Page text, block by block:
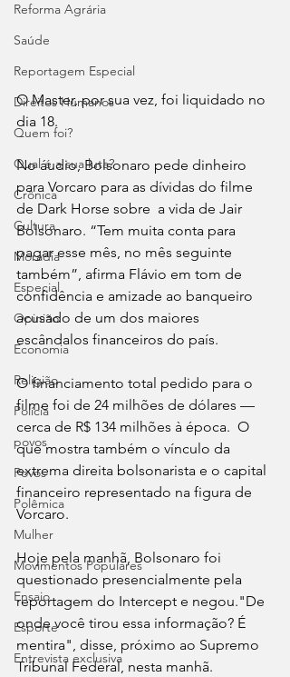
Reforma Agrária
Saúde
Reportagem Especial
Direitos Humanos
Quem foi?
Qual é a sua luta?
Crônica
Cultura
Moradia
Especial
Opinião
Economia
Religião
Polícia
povos
Povos
Polêmica
Mulher
Movimentos Populares
Ensaio
Esporte
Entrevista exclusiva
O Master, por sua vez, foi liquidado no
dia 18.
No áudio, Bolsonaro pede dinheiro
para Vorcaro para as dívidas do filme
de Dark Horse sobre  a vida de Jair
Bolsonaro. “Tem muita conta para
pagar esse mês, no mês seguinte
também”, afirma Flávio em tom de
confidência e amizade ao banqueiro
acusado de um dos maiores
escândalos financeiros do país.
O financiamento total pedido para o
filme foi de 24 milhões de dólares —
cerca de R$ 134 milhões à época.  O
que mostra também o vínculo da
extrema direita bolsonarista e o capital
financeiro representado na figura de
Vorcaro.
Hoje pela manhã, Bolsonaro foi
questionado presencialmente pela
reportagem do Intercept e negou."De
onde você tirou essa informação? É
mentira", disse, próximo ao Supremo
Tribunal Federal, nesta manhã.